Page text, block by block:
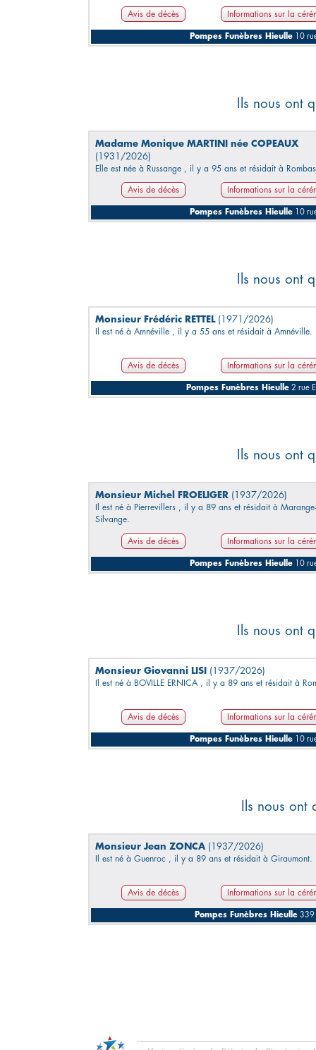
Avis de décès Informations sur la
Pompes Funèbres Hieulle 10
Ils nous ont
Madame Monique MARTINI née COPEAUX
(1931/2026)
Elle est née à Russange , il y a 95 ans et résidait à
Avis de décès Informations sur la
Pompes Funèbres Hieulle 10
Ils nous ont
Monsieur Frédéric RETTEL (1971/2026)
Il est né à Amnéville , il y a 55 ans et résidait à Amnéville.
Avis de décès Informations sur la
Pompes Funèbres Hieulle 2 rue
Ils nous ont
Monsieur Michel FROELIGER (1937/2026)
Il est né à Pierrevillers , il y a 89 ans et résidait à Marange-
Silvange.
Avis de décès Informations sur la
Pompes Funèbres Hieulle 10
Ils nous ont
Monsieur Giovanni LISI (1937/2026)
Il est né à BOVILLE ERNICA , il y a 89 ans et résidait à
Avis de décès Informations sur la
Pompes Funèbres Hieulle 10
Ils nous
Monsieur Jean ZONCA (1937/2026)
Il est né à Guenroc , il y a 89 ans et résidait à Giraumont.
Avis de décès Informations sur la
Pompes Funèbres Hieulle 339